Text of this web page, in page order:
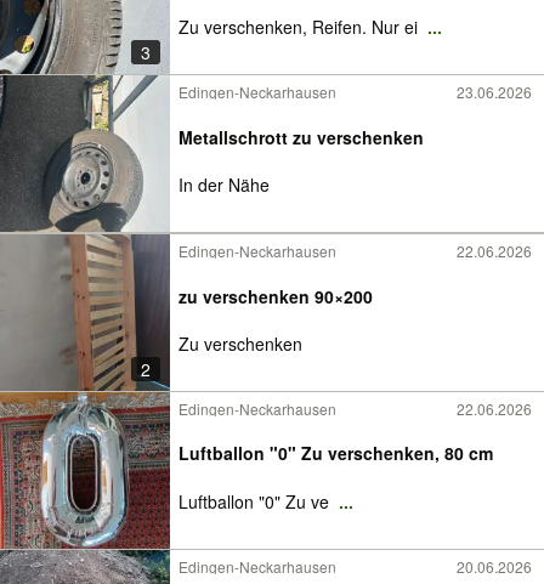
3
Zu verschenken, Reifen. Nur ei ...
Edingen-Neckarhausen 23.06.2026
Metallschrott zu verschenken
In der Nähe
2
Edingen-Neckarhausen 22.06.2026
zu verschenken 90×200
Zu verschenken
Edingen-Neckarhausen 22.06.2026
Luftballon "0" Zu verschenken, 80 cm
Luftballon "0" Zu ve ...
Edingen-Neckarhausen 20.06.2026